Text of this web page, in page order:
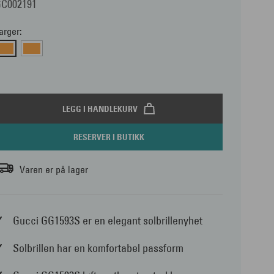
LEGG I HANDLEKURV
RESERVER I BUTIKK
Varen er på lager
Gucci GG1593S er en elegant solbrillenyhet
Solbrillen har en komfortabel passform